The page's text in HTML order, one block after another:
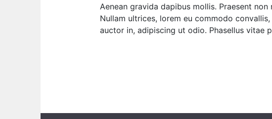
Aenean gravida dapibus mollis. Praesent
Nullam ultrices, lorem eu commodo
auctor in, adipiscing ut odio. Phasellus vitae